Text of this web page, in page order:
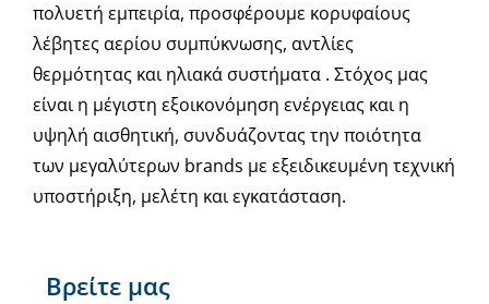
Βρείτε μας
πολυετή εμπειρία, προσφέρουμε κορυφαίους
λέβητες αερίου συμπύκνωσης, αντλίες
θερμότητας και ηλιακά συστήματα . Στόχος μας
είναι η μέγιστη εξοικονόμηση ενέργειας και η
υψηλή αισθητική, συνδυάζοντας την ποιότητα
των μεγαλύτερων brands με εξειδικευμένη τεχνική
υποστήριξη, μελέτη και εγκατάσταση.